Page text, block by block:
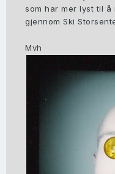
som har mer lyst til å
gjennom Ski
Mvh